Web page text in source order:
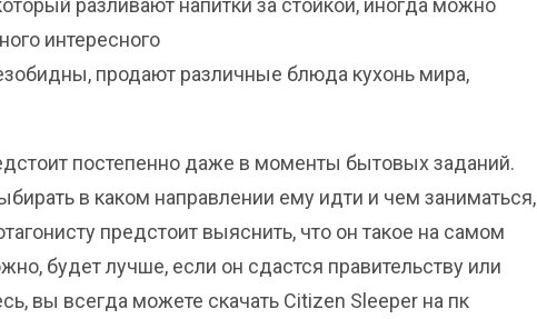
разливают напитки за стойкой, иногда можно
интересного
продают различные блюда кухонь мира,
постепенно даже в моменты бытовых заданий.
в каком направлении ему идти и чем заниматься,
предстоит выяснить, что он такое на самом
будет лучше, если он сдастся правительству или
вы всегда можете скачать Citizen Sleeper на пк